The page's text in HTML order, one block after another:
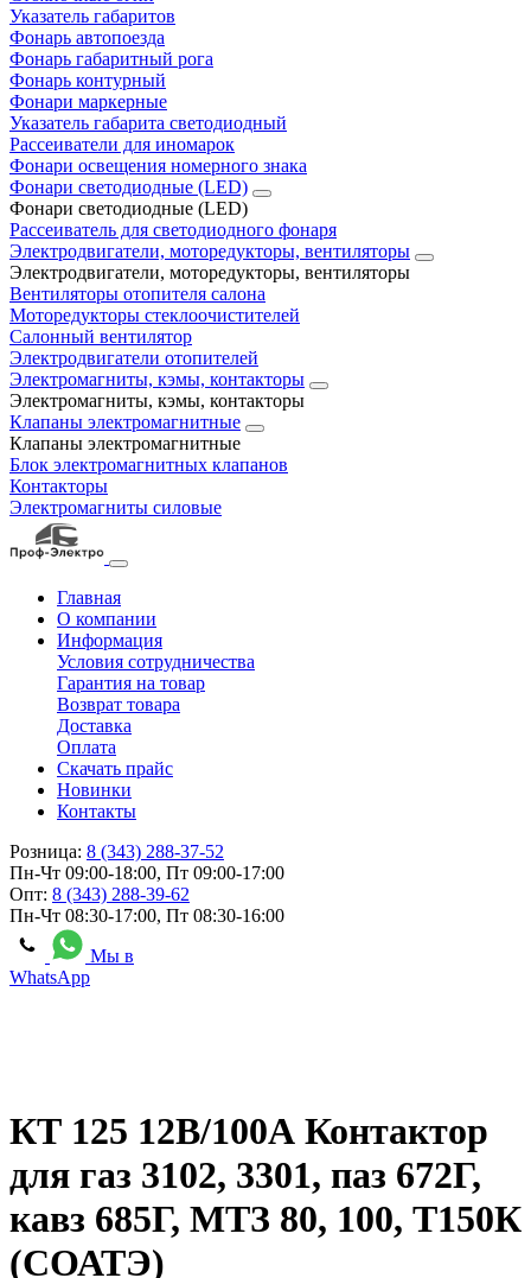
Указатель габаритов
Фонарь автопоезда
Фонарь габаритный рога
Фонарь контурный
Фонари маркерные
Указатель габарита светодиодный
Рассеиватели для иномарок
Фонари освещения номерного знака
Фонари светодиодные (LED)
Фонари светодиодные (LED)
Рассеиватель для светодиодного фонаря
Электродвигатели, моторедукторы, вентиляторы
Электродвигатели, моторедукторы, вентиляторы
Вентиляторы отопителя салона
Моторедукторы стеклоочистителей
Салонный вентилятор
Электродвигатели отопителей
Электромагниты, кэмы, контакторы
Электромагниты, кэмы, контакторы
Клапаны электромагнитные
Клапаны электромагнитные
Блок электромагнитных клапанов
Контакторы
Электромагниты силовые
Главная
О компании
Информация
Условия сотрудничества
Гарантия на товар
Возврат товара
Доставка
Оплата
Скачать прайс
Новинки
Контакты
Розница: 8 (343) 288-37-52
Пн-Чт 09:00-18:00, Пт 09:00-17:00
Опт: 8 (343) 288-39-62
Пн-Чт 08:30-17:00, Пт 08:30-16:00
Мы в
WhatsApp
КТ 125 12В/100А Контактор
для газ 3102, 3301, паз 672Г,
кавз 685Г, МТЗ 80, 100, Т150К
(СОАТЭ)